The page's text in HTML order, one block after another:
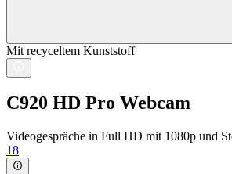
Mit recyceltem Kunststoff
C920 HD Pro Webcam
Videogespräche in Full HD mit 1080p und
18